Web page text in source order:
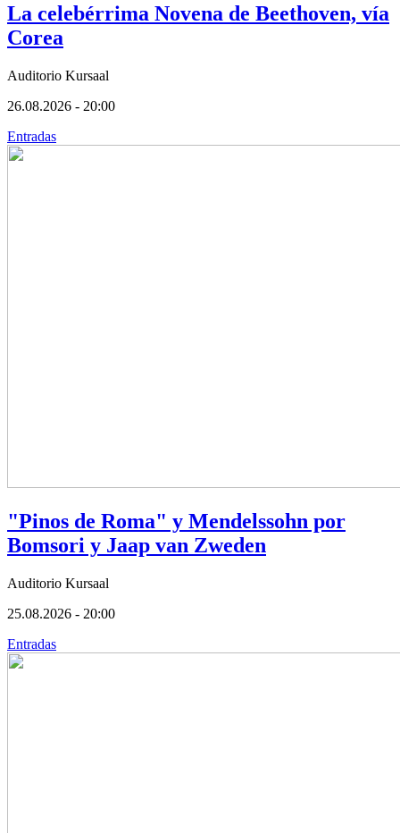
La celebérrima Novena de Beethoven, vía
Corea
Auditorio Kursaal
26.08.2026 - 20:00
Entradas
"Pinos de Roma" y Mendelssohn por
Bomsori y Jaap van Zweden
Auditorio Kursaal
25.08.2026 - 20:00
Entradas